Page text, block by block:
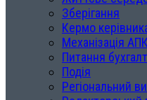
Зберігання
Кермо
Механізація АПК
Питання
Подія
Регіональний